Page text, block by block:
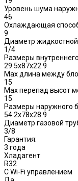
Уровень шума
46
Охлаждающая
9
Диаметр
1/4
Размеры
29.5x87x22.9
Max длина между
15
Max перепад высот
15
Размеры наружного
54.2х78x28.9
Диаметр газовой
3/8
Гарантия:
3 года
Хладагент
R32
С Wi-Fi управлением